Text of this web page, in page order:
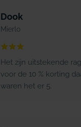
Dook
Mierlo
Het zijn uitstekende
voor de 10 % korting
waren het er 5.